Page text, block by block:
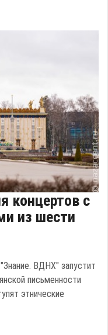
концертов с
из шести
ВДНХ" запустит
письменности
этнические